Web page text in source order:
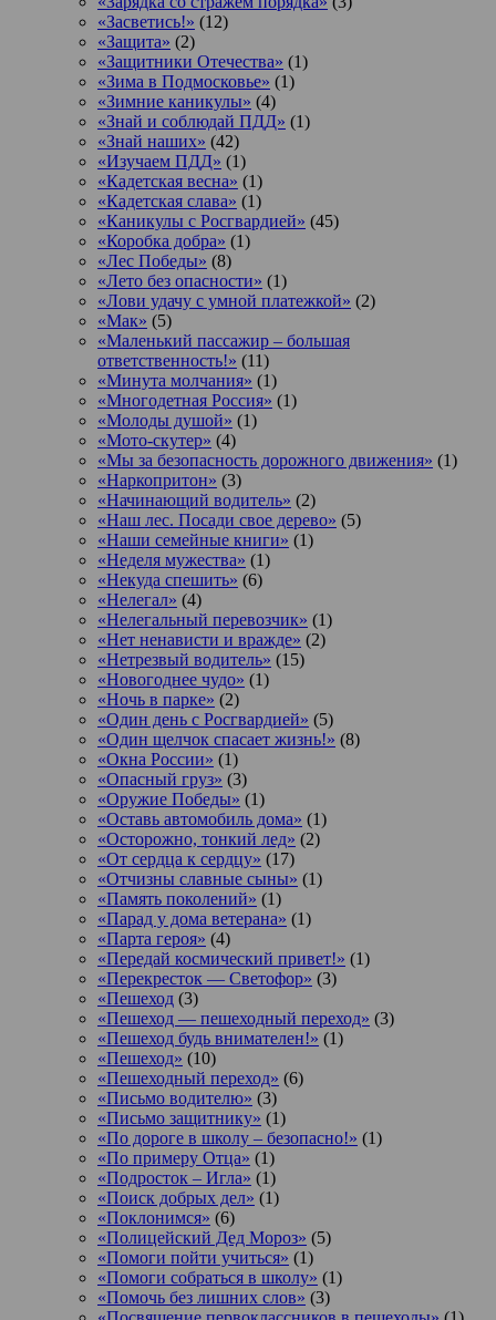
«Засветись!» (12)
«Защита» (2)
«Защитники Отечества» (1)
«Зима в Подмосковье» (1)
«Зимние каникулы» (4)
«Знай и соблюдай ПДД» (1)
«Знай наших» (42)
«Изучаем ПДД» (1)
«Кадетская весна» (1)
«Кадетская слава» (1)
«Каникулы с Росгвардией» (45)
«Коробка добра» (1)
«Лес Победы» (8)
«Лето без опасности» (1)
«Лови удачу с умной платежкой» (2)
«Мак» (5)
«Маленький пассажир – большая
ответственность!» (11)
«Минута молчания» (1)
«Многодетная Россия» (1)
«Молоды душой» (1)
«Мото-скутер» (4)
«Мы за безопасность дорожного движения» (1)
«Наркопритон» (3)
«Начинающий водитель» (2)
«Наш лес. Посади свое дерево» (5)
«Наши семейные книги» (1)
«Неделя мужества» (1)
«Некуда спешить» (6)
«Нелегал» (4)
«Нелегальный перевозчик» (1)
«Нет ненависти и вражде» (2)
«Нетрезвый водитель» (15)
«Новогоднее чудо» (1)
«Ночь в парке» (2)
«Один день с Росгвардией» (5)
«Один щелчок спасает жизнь!» (8)
«Окна России» (1)
«Опасный груз» (3)
«Оружие Победы» (1)
«Оставь автомобиль дома» (1)
«Осторожно, тонкий лед» (2)
«От сердца к сердцу» (17)
«Отчизны славные сыны» (1)
«Память поколений» (1)
«Парад у дома ветерана» (1)
«Парта героя» (4)
«Передай космический привет!» (1)
«Перекресток — Светофор» (3)
«Пешеход (3)
«Пешеход — пешеходный переход» (3)
«Пешеход будь внимателен!» (1)
«Пешеход» (10)
«Пешеходный переход» (6)
«Письмо водителю» (3)
«Письмо защитнику» (1)
«По дороге в школу – безопасно!» (1)
«По примеру Отца» (1)
«Подросток ‒ Игла» (1)
«Поиск добрых дел» (1)
«Поклонимся» (6)
«Полицейский Дед Мороз» (5)
«Помоги пойти учиться» (1)
«Помоги собраться в школу» (1)
«Помочь без лишних слов» (3)